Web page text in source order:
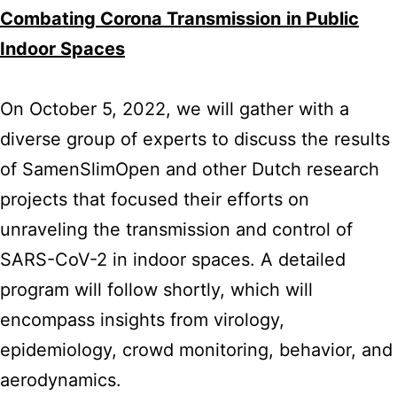
Combating Corona Transmission in Public
Indoor Spaces
On October 5, 2022, we will gather with a
diverse group of experts to discuss the results
of SamenSlimOpen and other Dutch research
projects that focused their efforts on
unraveling the transmission and control of
SARS-CoV-2 in indoor spaces. A detailed
program will follow shortly, which will
encompass insights from virology,
epidemiology, crowd monitoring, behavior, and
aerodynamics.